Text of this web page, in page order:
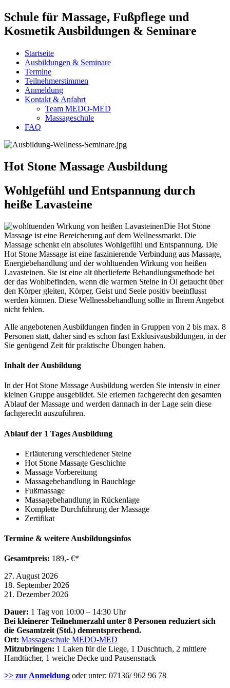
Schule für Massage, Fußpflege und
Kosmetik Ausbildungen & Seminare
Startseite
Ausbildungen & Seminare
Termine
Teilnehmerstimmen
Anmeldung
Kontakt & Anfahrt
Team MEDO-MED
Massageschule
FAQ
Hot Stone Massage Ausbildung
Wohlgefühl und Entspannung durch
heiße Lavasteine
Die Hot Stone
Massage ist eine Bereicherung auf dem Wellnessmarkt. Die
Massage schenkt ein absolutes Wohlgefühl und Entspannung. Die
Hot Stone Massage ist eine faszinierende Verbindung aus Massage,
Energiebehandlung und der wohltuenden Wirkung von heißen
Lavasteinen. Sie ist eine alt überlieferte Behandlungsmethode bei
der das Wohlbefinden, wenn die warmen Steine in Öl getaucht über
den Körper gleiten, Körper, Geist und Seele positiv beeinflusst
werden können. Diese Wellnessbehandlung sollte in Ihrem Angebot
nicht fehlen.
Alle angebotenen Ausbildungen finden in Gruppen von 2 bis max. 8
Personen statt, daher sind es schon fast Exklusivausbildungen, in der
Sie genügend Zeit für praktische Übungen haben.
Inhalt der Ausbildung
In der Hot Stone Massage Ausbildung werden Sie intensiv in einer
kleinen Gruppe ausgebildet. Sie erlernen fachgerecht den gesamten
Ablauf der Massage und werden dannach in der Lage sein diese
fachgerecht auszuführen.
Ablauf der 1 Tages Ausbildung
Erläuterung verschiedener Steine
Hot Stone Massage Geschichte
Massage Vorbereitung
Massagebehandlung in Bauchlage
Fußmassage
Massagebehandlung in Rückenlage
Komplette Durchführung der Massage
Zertifikat
Termine & weitere Ausbildungsinfos
Gesamtpreis: 189,- €*
27. August 2026
18. September 2026
21. Dezember 2026
Dauer: 1 Tag von 10:00 – 14:30 Uhr
Bei kleinerer Teilnehmerzahl unter 8 Personen reduziert sich
die Gesamtzeit (Std.) dementsprechend.
Ort: Massageschule MEDO-MED
Mitzubringen: 1 Laken für die Liege, 1 Duschtuch, 2 mittlere
Handtücher, 1 weiche Decke und Pausensnack
>> zur Anmeldung oder unter: 07136/ 962 96 78